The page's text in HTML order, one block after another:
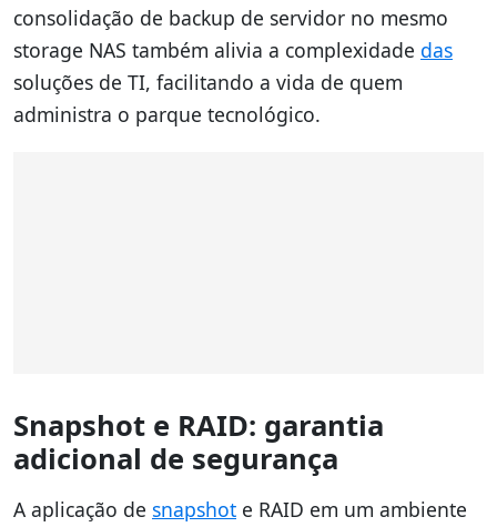
consolidação de backup de servidor no mesmo
storage NAS também alivia a complexidade das
soluções de TI, facilitando a vida de quem
administra o parque tecnológico.
Snapshot e RAID: garantia
adicional de segurança
A aplicação de snapshot e RAID em um ambiente